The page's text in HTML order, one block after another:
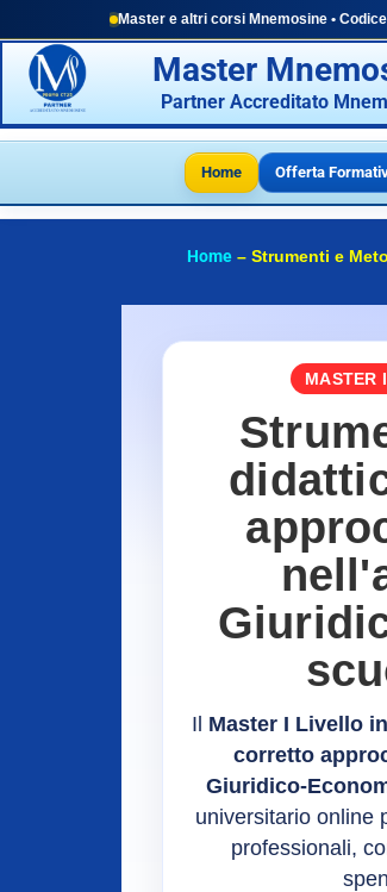
Master e altri corsi Mnemosine •
Master
Partner Accreditato
Home Offerta
Home– Strumenti e
MASTER
Il Master I Livello
corretto
Giuridico-
universitario online
professionali,